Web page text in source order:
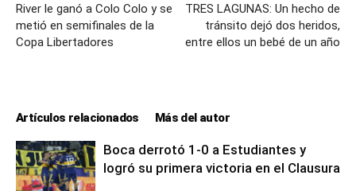
River le ganó a Colo Colo y se
metió en semifinales de la
Copa Libertadores
TRES LAGUNAS: Un hecho de
tránsito dejó dos heridos,
entre ellos un bebé de un año
Artículos relacionados Más del autor
Boca derrotó 1-0 a Estudiantes y
logró su primera victoria en el Clausura